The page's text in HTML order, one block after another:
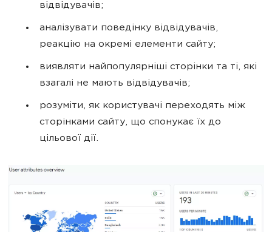
відвідувачів;
аналізувати поведінку відвідувачів,
реакцію на окремі елементи сайту;
виявляти найпопулярніші сторінки та ті, які
взагалі не мають відвідувачів;
розуміти, як користувачі переходять між
сторінками сайту, що спонукає їх до
цільової дії.